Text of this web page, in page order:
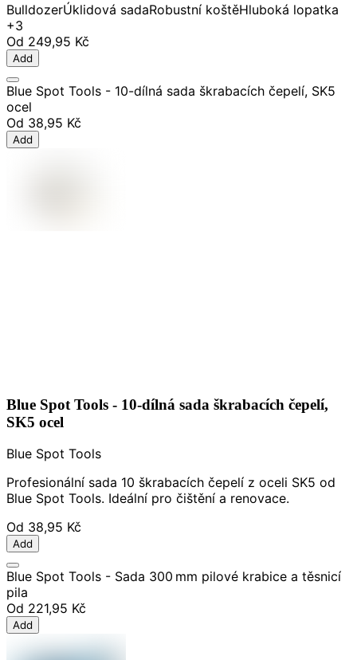
BulldozerÚklidová sadaRobustní koštěHluboká lopatka
+3
Od 249,95 Kč
Add
Blue Spot Tools - 10-dílná sada škrabacích čepelí, SK5
ocel
Od 38,95 Kč
Add
Blue Spot Tools - 10-dílná sada škrabacích čepelí,
SK5 ocel
Blue Spot Tools
Profesionální sada 10 škrabacích čepelí z oceli SK5 od
Blue Spot Tools. Ideální pro čištění a renovace.
Od 38,95 Kč
Add
Blue Spot Tools - Sada 300 mm pilové krabice a těsnicí
pila
Od 221,95 Kč
Add